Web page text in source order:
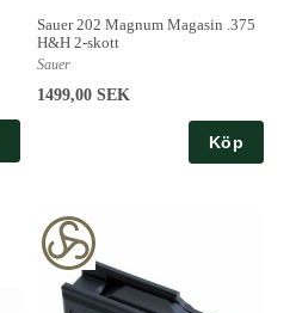
Sauer 202 Magnum Magasin .375
H&H 2-skott
Sauer
1499,00 SEK
Köp